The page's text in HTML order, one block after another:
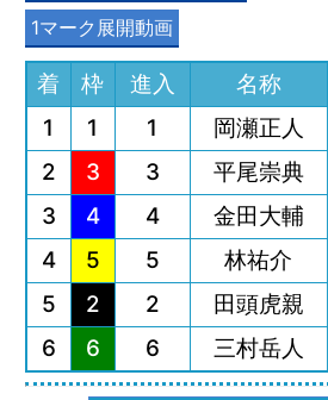
1マーク展開動画
着 枠 進入 名称
1
1 1 岡瀬正人
2
3 3 平尾崇典
3
4 4 金田大輔
4
5 5 林祐介
5
2 2 田頭虎親
6
6 6 三村岳人